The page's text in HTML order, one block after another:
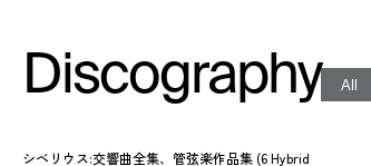
Discography
シベリウス:交響曲全集、管弦楽作品集 (6 Hybrid